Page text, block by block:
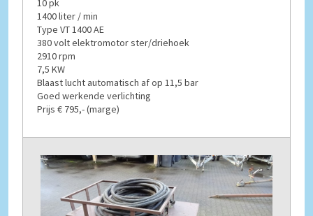
10 pk
1400 liter / min
Type VT 1400 AE
380 volt elektromotor ster/driehoek
2910 rpm
7,5 KW
Blaast lucht automatisch af op 11,5 bar
Goed werkende verlichting
Prijs € 795,- (marge)